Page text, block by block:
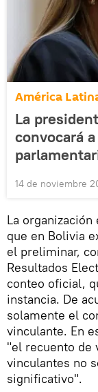
América
La
convocará
14 de noviembre
La
que en Bolivia
el preliminar,
Resultados
conteo oficial,
instancia. De
solamente el
vinculante. En
"el recuento de
vinculantes no
significativo".